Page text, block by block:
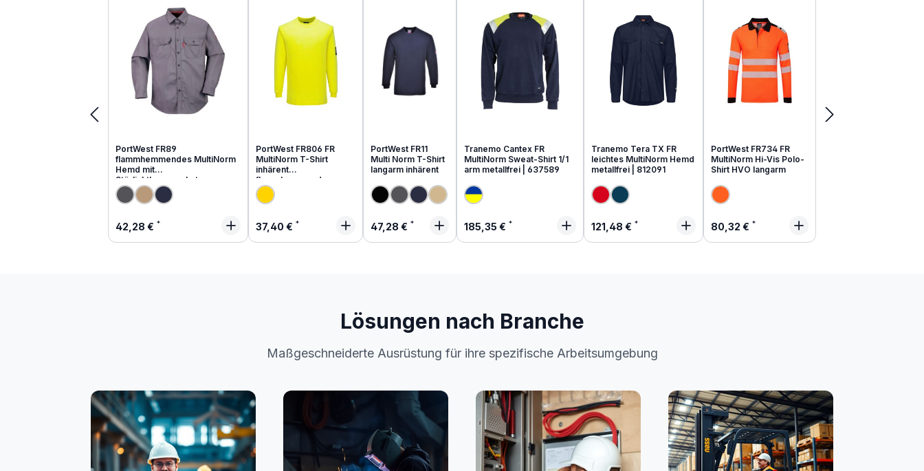
PortWest FR89
flammhemmendes MultiNorm
Hemd mit
Störlichtbogenschutz
Regulärer Preis:
42,28 €
PortWest FR806 FR
MultiNorm T-Shirt
inhärent
flammhemmend
Regulärer Preis:
37,40 €
PortWest FR11
Multi Norm T-Shirt
langarm inhärent
Regulärer Preis:
47,28 €
Tranemo Cantex FR
MultiNorm Sweat-Shirt 1/1
arm metallfrei | 637589
Regulärer Preis:
185,35 €
Tranemo Tera TX FR
leichtes MultiNorm Hemd
metallfrei | 812091
Regulärer Preis:
121,48 €
PortWest FR734 FR
MultiNorm Hi-Vis Polo-
Shirt HVO langarm
Regulärer Preis:
80,32 €
Lösungen nach Branche
Maßgeschneiderte Ausrüstung für ihre spezifische Arbeitsumgebung